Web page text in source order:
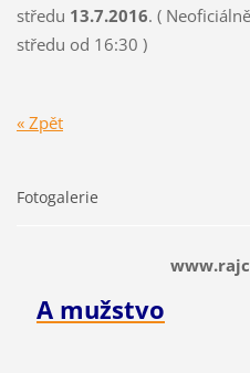
středu 13.7.2016. (
středu od 16:30 )
« Zpět
Fotogalerie
A mužstvo